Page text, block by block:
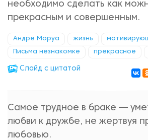
необходимо сделать как
прекрасным и совершенным.
Андре Моруа жизнь
Письма незнакомке прекрасное
Cлайд с цитатой
Самое трудное в браке —
любви к дружбе, не жертвуя
любовью.